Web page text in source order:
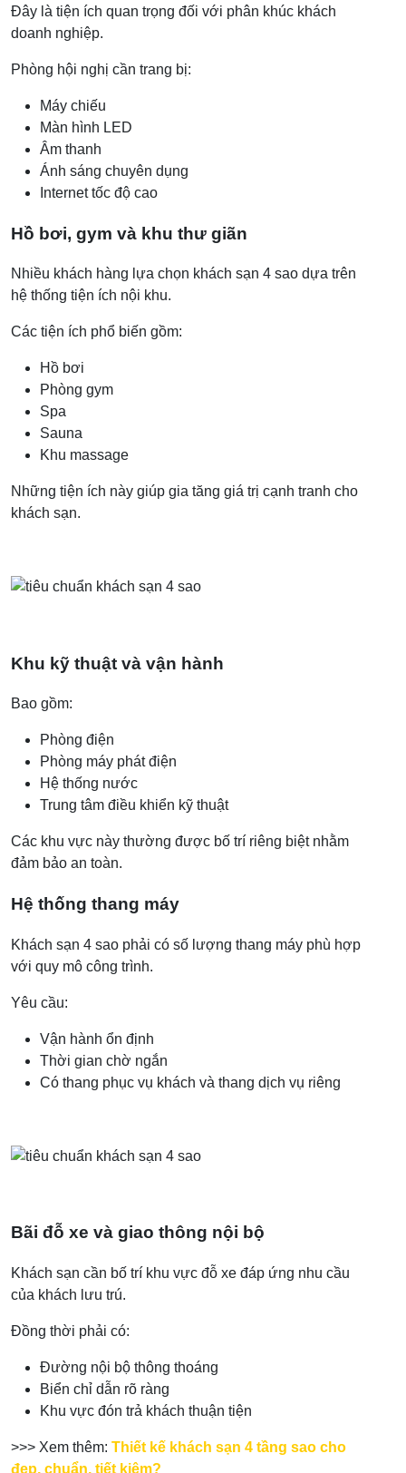
Đây là tiện ích quan trọng đối với phân khúc khách
doanh nghiệp.
Phòng hội nghị cần trang bị:
Máy chiếu
Màn hình LED
Âm thanh
Ánh sáng chuyên dụng
Internet tốc độ cao
Hồ bơi, gym và khu thư giãn
Nhiều khách hàng lựa chọn khách sạn 4 sao dựa trên
hệ thống tiện ích nội khu.
Các tiện ích phổ biến gồm:
Hồ bơi
Phòng gym
Spa
Sauna
Khu massage
Những tiện ích này giúp gia tăng giá trị cạnh tranh cho
khách sạn.
Khu kỹ thuật và vận hành
Bao gồm:
Phòng điện
Phòng máy phát điện
Hệ thống nước
Trung tâm điều khiển kỹ thuật
Các khu vực này thường được bố trí riêng biệt nhằm
đảm bảo an toàn.
Hệ thống thang máy
Khách sạn 4 sao phải có số lượng thang máy phù hợp
với quy mô công trình.
Yêu cầu:
Vận hành ổn định
Thời gian chờ ngắn
Có thang phục vụ khách và thang dịch vụ riêng
Bãi đỗ xe và giao thông nội bộ
Khách sạn cần bố trí khu vực đỗ xe đáp ứng nhu cầu
của khách lưu trú.
Đồng thời phải có:
Đường nội bộ thông thoáng
Biển chỉ dẫn rõ ràng
Khu vực đón trả khách thuận tiện
>>> Xem thêm: Thiết kế khách sạn 4 tầng sao cho
đẹp, chuẩn, tiết kiệm?